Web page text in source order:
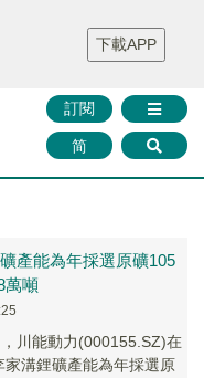
財華證券 媒體矩陣
智庫沙龍
聯絡我們
訂閱
简
下載APP
產能為年採選原礦105
萬噸
，川能動力(000155.SZ)在
溝鋰礦產能為年採選原